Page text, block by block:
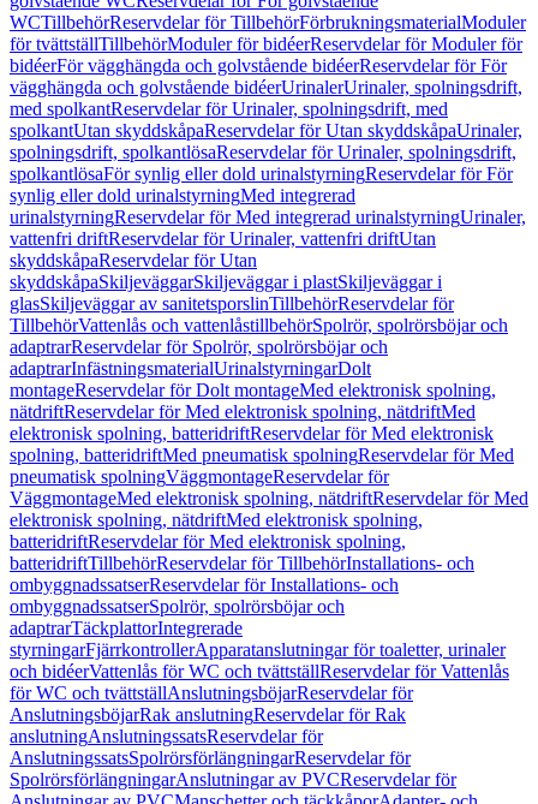
WCTillbehörReservdelar för TillbehörFörbrukningsmaterialModuler
för tvättställTillbehörModuler för bidéerReservdelar för Moduler för
bidéerFör vägghängda och golvstående bidéerReservdelar för För
vägghängda och golvstående bidéerUrinalerUrinaler, spolningsdrift,
med spolkantReservdelar för Urinaler, spolningsdrift, med
spolkantUtan skyddskåpaReservdelar för Utan skyddskåpaUrinaler,
spolningsdrift, spolkantlösaReservdelar för Urinaler, spolningsdrift,
spolkantlösaFör synlig eller dold urinalstyrningReservdelar för För
synlig eller dold urinalstyrningMed integrerad
urinalstyrningReservdelar för Med integrerad urinalstyrningUrinaler,
vattenfri driftReservdelar för Urinaler, vattenfri driftUtan
skyddskåpaReservdelar för Utan
skyddskåpaSkiljeväggarSkiljeväggar i plastSkiljeväggar i
glasSkiljeväggar av sanitetsporslinTillbehörReservdelar för
TillbehörVattenlås och vattenlåstillbehörSpolrör, spolrörsböjar och
adaptrarReservdelar för Spolrör, spolrörsböjar och
adaptrarInfästningsmaterialUrinalstyrningarDolt
montageReservdelar för Dolt montageMed elektronisk spolning,
nätdriftReservdelar för Med elektronisk spolning, nätdriftMed
elektronisk spolning, batteridriftReservdelar för Med elektronisk
spolning, batteridriftMed pneumatisk spolningReservdelar för Med
pneumatisk spolningVäggmontageReservdelar för
VäggmontageMed elektronisk spolning, nätdriftReservdelar för Med
elektronisk spolning, nätdriftMed elektronisk spolning,
batteridriftReservdelar för Med elektronisk spolning,
batteridriftTillbehörReservdelar för TillbehörInstallations- och
ombyggnadssatserReservdelar för Installations- och
ombyggnadssatserSpolrör, spolrörsböjar och
adaptrarTäckplattorIntegrerade
styrningarFjärrkontrollerApparatanslutningar för toaletter, urinaler
och bidéerVattenlås för WC och tvättställReservdelar för Vattenlås
för WC och tvättställAnslutningsböjarReservdelar för
AnslutningsböjarRak anslutningReservdelar för Rak
anslutningAnslutningssatsReservdelar för
AnslutningssatsSpolrörsförlängningarReservdelar för
SpolrörsförlängningarAnslutningar av PVCReservdelar för